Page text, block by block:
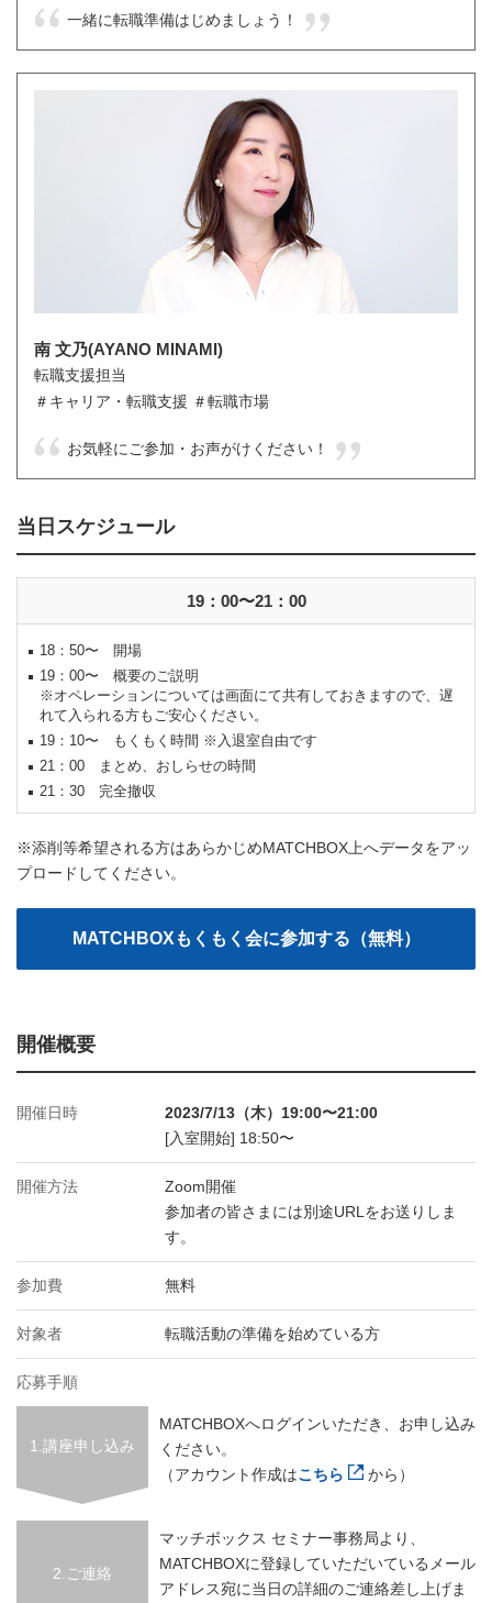
一緒に転職準備はじめましょう！
南 文乃(AYANO MINAMI)
転職支援担当
＃キャリア・転職支援 ＃転職市場
お気軽にご参加・お声がけください！
当日スケジュール
19：00〜21：00
18：50〜 開場
19：00〜 概要のご説明
※オペレーションについては画面にて共有しておきますので、遅
れて入られる方もご安心ください。
19：10〜 もくもく時間 ※入退室自由です
21：00 まとめ、おしらせの時間
21：30 完全撤収
※添削等希望される方はあらかじめMATCHBOX上へデータをアッ
プロードしてください。
開催概要
開催日時
2023/7/13（木）19:00〜21:00
[入室開始] 18:50〜
開催方法
Zoom開催
参加者の皆さまには別途URLをお送りしま
す。
参加費 無料
対象者 転職活動の準備を始めている方
応募手順
1.講座申し込み
MATCHBOXへログインいただき、お申し込み
ください。
（アカウント作成はこちら から）
2.ご連絡
マッチボックス セミナー事務局より、
MATCHBOXに登録していただいているメール
アドレス宛に当日の詳細のご連絡差し上げま